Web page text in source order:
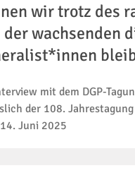
wir trotz des
der wachsenden
mit dem DGP-
der 108.
Juni 2025